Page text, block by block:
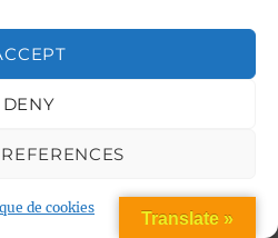
DENY
de cookies
la matière et
conscience – les états
journal philosophique et
Translate »